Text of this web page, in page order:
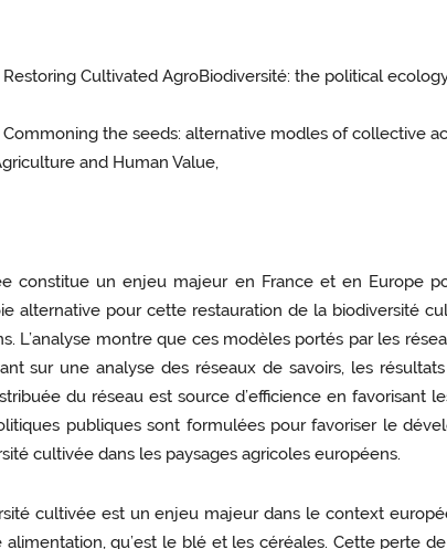
Restoring Cultivated AgroBiodiversité: the political
Commoning the seeds: alternative modles of collective
and Human Value,
constitue un enjeu majeur en France et en Europe
alternative pour cette restauration de la biodiversité
L’analyse montre que ces modèles portés par les
sur une analyse des réseaux de savoirs, les
du réseau est source d’efficience en favorisant
publiques sont formulées pour favoriser le
cultivée dans les paysages agricoles européens.
cultivée est un enjeu majeur dans le context
qu’est le blé et les céréales. Cette perte